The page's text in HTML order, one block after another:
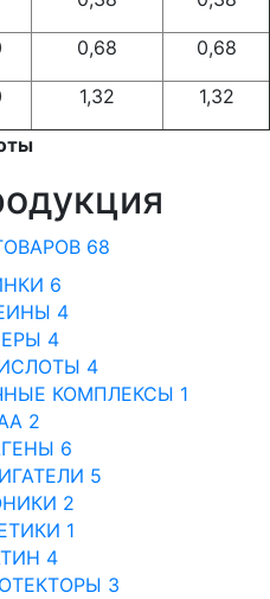
0,68 0,68
1,32 1,32
68
6
4
4
4
КОМПЛЕКСЫ 1
2
6
5
2
1
4
3